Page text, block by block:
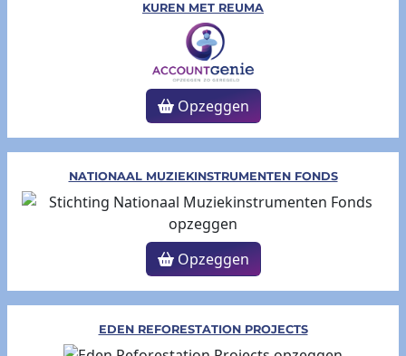
KUREN MET REUMA
Opzeggen
NATIONAAL MUZIEKINSTRUMENTEN FONDS
Opzeggen
EDEN REFORESTATION PROJECTS